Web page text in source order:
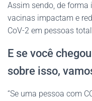
Assim sendo, de forma
vacinas impactam e
CoV-2 em pessoas
E se você
sobre isso,
“Se uma pessoa com